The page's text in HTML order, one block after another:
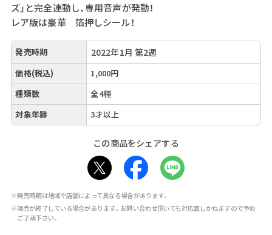
ズ」と完全連動し、専用音声が発動！
レア版は豪華 箔押しシール！
発売時期 2022年1月 第2週
価格(税込)
1,000円
種類数
全4種
対象年齢
3才以上
この商品をシェアする
※発売時期は地域や店舗によって異なる場合があります。
※販売が終了している場合があります。お問い合わせ頂いても対応致しかねますので予め
ご了承下さい。